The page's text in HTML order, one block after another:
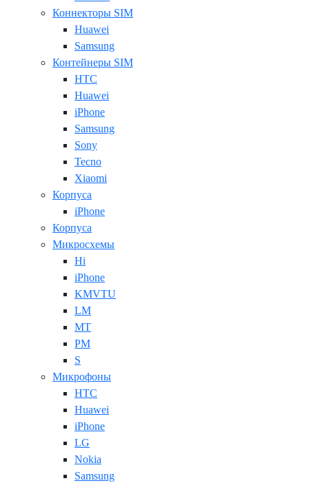
Коннекторы SIM
Huawei
Samsung
Контейнеры SIM
HTC
Huawei
iPhone
Samsung
Sony
Tecno
Xiaomi
Корпуса
iPhone
Корпуса
Микросхемы
Hi
iPhone
KMVTU
LM
MT
PM
S
Микрофоны
HTC
Huawei
iPhone
LG
Nokia
Samsung